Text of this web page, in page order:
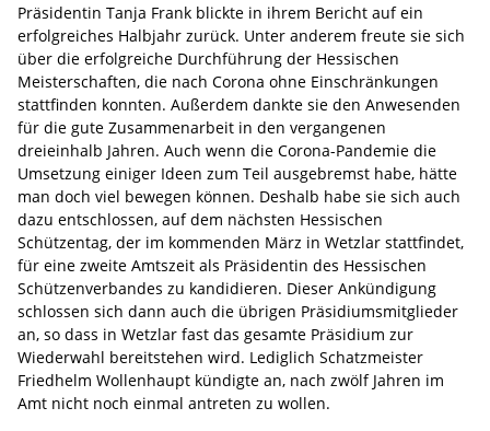
Präsidentin Tanja Frank blickte in ihrem Bericht auf ein
erfolgreiches Halbjahr zurück. Unter anderem freute sie sich
über die erfolgreiche Durchführung der Hessischen
Meisterschaften, die nach Corona ohne Einschränkungen
stattfinden konnten. Außerdem dankte sie den Anwesenden
für die gute Zusammenarbeit in den vergangenen
dreieinhalb Jahren. Auch wenn die Corona-Pandemie die
Umsetzung einiger Ideen zum Teil ausgebremst habe, hätte
man doch viel bewegen können. Deshalb habe sie sich auch
dazu entschlossen, auf dem nächsten Hessischen
Schützentag, der im kommenden März in Wetzlar stattfindet,
für eine zweite Amtszeit als Präsidentin des Hessischen
Schützenverbandes zu kandidieren. Dieser Ankündigung
schlossen sich dann auch die übrigen Präsidiumsmitglieder
an, so dass in Wetzlar fast das gesamte Präsidium zur
Wiederwahl bereitstehen wird. Lediglich Schatzmeister
Friedhelm Wollenhaupt kündigte an, nach zwölf Jahren im
Amt nicht noch einmal antreten zu wollen.